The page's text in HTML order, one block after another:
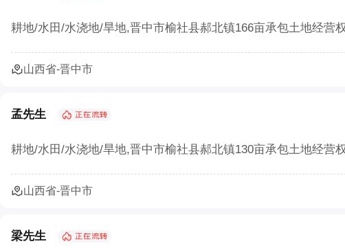
耕地/水田/水浇地/旱地,晋中市榆社县郝北镇166亩承包土地经营
山西省-晋中市
孟先生
耕地/水田/水浇地/旱地,晋中市榆社县郝北镇130亩承包土地经营
山西省-晋中市
梁先生